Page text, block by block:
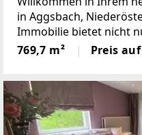
in Aggsbach,
Immobilie bietet nicht
atemberaubendem
perfekte Kombination
769,7 m² Preis